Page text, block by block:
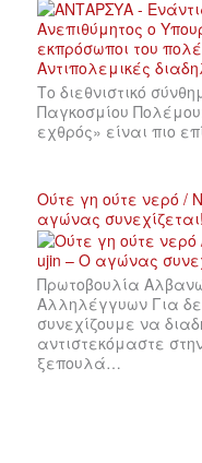
Το διεθνιστικό
Παγκοσμίου
εχθρός» είναι πιο
Ούτε γη ούτε νερό /
αγώνας
Πρωτοβουλία
Αλληλέγγυων Για
συνεχίζουμε να
αντιστεκόμαστε
ξεπουλά…